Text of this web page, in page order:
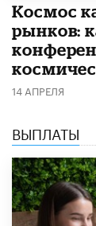
Космос
рынков:
14 АПРЕЛЯ
ВЫПЛАТЫ